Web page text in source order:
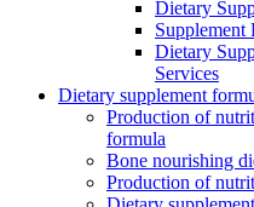
Dietary
Supplement
Dietary
Services
Dietary supplement
Production of
formula
Bone nourishing
Production of